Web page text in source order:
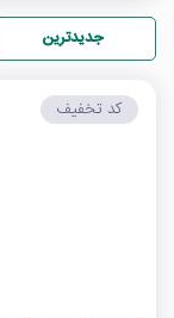
جدیدترین
کد تخفیف